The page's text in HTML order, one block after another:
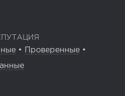
• Проверенные •